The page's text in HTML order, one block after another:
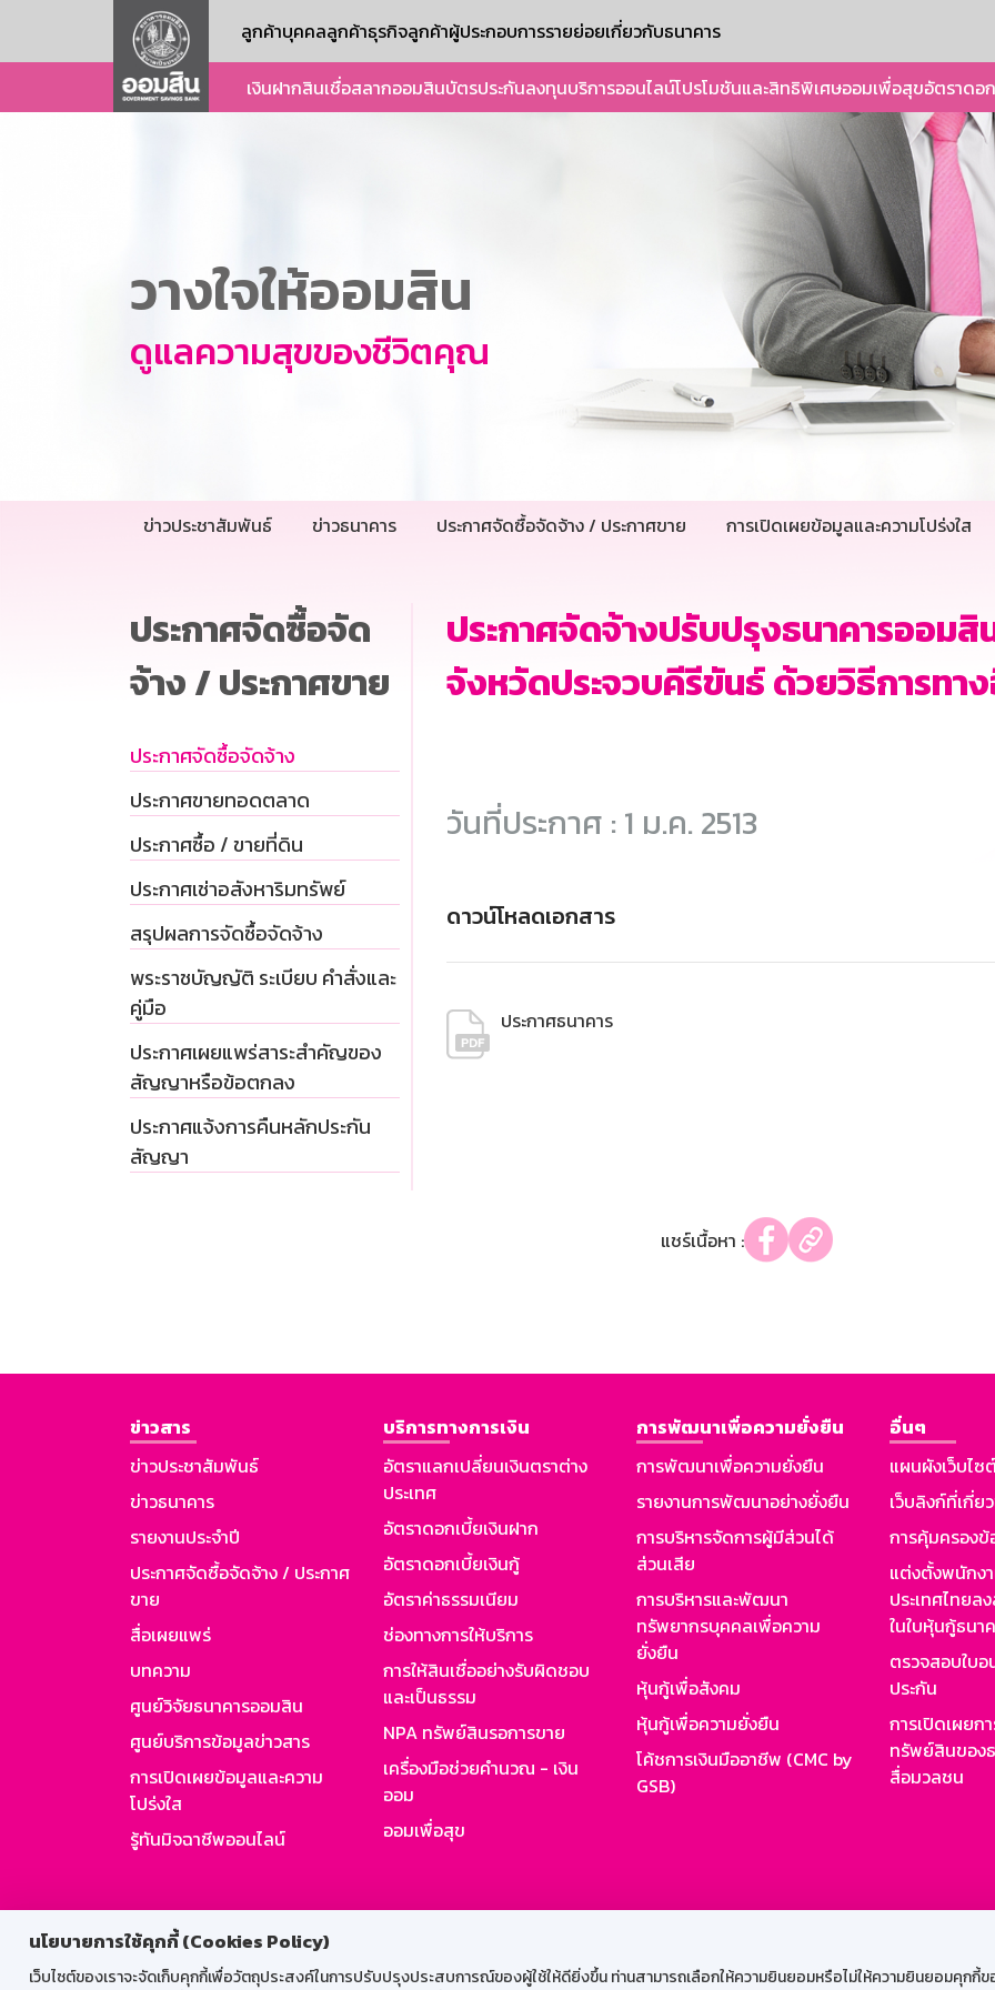
นโยบายการใช้คุกกี้ (Cookies Policy)
เว็บไซต์ของเราจะจัดเก็บคุกกี้เพื่อวัตถุประสงค์ในการปรับปรุงประสบการณ์ของผู้ใช้ให้ดียิ่งขึ้น ท่านสามารถเลือกให้ความยินยอมหรือไม่ให้ความยินยอมคุกกี้ข
ลูกค้าบุคคลลูกค้าธุรกิจลูกค้าผู้ประกอบการรายย่อยเกี่ยวกับธนาคาร
เงินฝากสินเชื่อสลากออมสินบัตรประกันลงทุนบริการออนไลน์โปรโมชันและสิทธิพิเศษออมเพื่อสุขอัตราดอ
วางใจให้ออมสิน
ดูแลความสุขของชีวิตคุณ
ข่าวประชาสัมพันธ์ ข่าวธนาคาร ประกาศจัดซื้อจัดจ้าง / ประกาศขาย การเปิดเผยข้อมูลและความโปร่งใส
ประกาศจัดซื้อจัด
จ้าง / ประกาศขาย
ประกาศจัดซื้อจัดจ้าง
ประกาศขายทอดตลาด
ประกาศซื้อ / ขายที่ดิน
ประกาศเช่าอสังหาริมทรัพย์
สรุปผลการจัดซื้อจัดจ้าง
พระราชบัญญัติ ระเบียบ คำสั่งและ
คู่มือ
ประกาศเผยแพร่สาระสำคัญของ
สัญญาหรือข้อตกลง
ประกาศแจ้งการคืนหลักประกัน
สัญญา
ประกาศจัดจ้างปรับปรุงธนาคารออม
จังหวัดประจวบคีรีขันธ์ ด้วยวิธีการทา
วันที่ประกาศ : 1 ม.ค. 2513
ดาวน์โหลดเอกสาร
ประกาศธนาคาร
แชร์เนื้อหา :
ข่าวสาร
ข่าวประชาสัมพันธ์
ข่าวธนาคาร
รายงานประจำปี
ประกาศจัดซื้อจัดจ้าง / ประกาศ
ขาย
สื่อเผยแพร่
บทความ
ศูนย์วิจัยธนาคารออมสิน
ศูนย์บริการข้อมูลข่าวสาร
การเปิดเผยข้อมูลและความ
โปร่งใส
รู้ทันมิจฉาชีพออนไลน์
บริการทางการเงิน
อัตราแลกเปลี่ยนเงินตราต่าง
ประเทศ
อัตราดอกเบี้ยเงินฝาก
อัตราดอกเบี้ยเงินกู้
อัตราค่าธรรมเนียม
ช่องทางการให้บริการ
การให้สินเชื่ออย่างรับผิดชอบ
และเป็นธรรม
NPA ทรัพย์สินรอการขาย
เครื่องมือช่วยคำนวณ - เงิน
ออม
ออมเพื่อสุข
การพัฒนาเพื่อความยั่งยืน
การพัฒนาเพื่อความยั่งยืน
รายงานการพัฒนาอย่างยั่งยืน
การบริหารจัดการผู้มีส่วนได้
ส่วนเสีย
การบริหารและพัฒนา
ทรัพยากรบุคคลเพื่อความ
ยั่งยืน
หุ้นกู้เพื่อสังคม
หุ้นกู้เพื่อความยั่งยืน
โค้ชการเงินมืออาชีพ (CMC by
GSB)
อื่นๆ
แผนผังเว็บไซ
เว็บลิงก์ที่เกี่ย
การคุ้มครอง
แต่งตั้งพนักง
ประเทศไทยล
ในใบหุ้นกู้ธนา
ตรวจสอบใบ
ประกัน
การเปิดเผยก
ทรัพย์สินของ
สื่อมวลชน